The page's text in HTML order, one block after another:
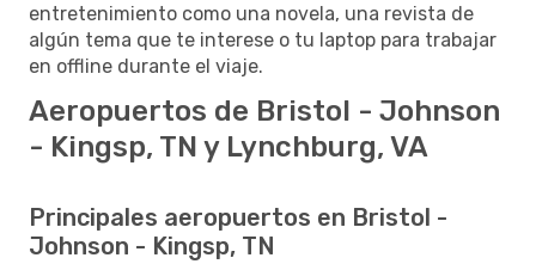
entretenimiento como una novela, una revista de
algún tema que te interese o tu laptop para trabajar
en offline durante el viaje.
Aeropuertos de Bristol - Johnson
- Kingsp, TN y Lynchburg, VA
Principales aeropuertos en Bristol -
Johnson - Kingsp, TN